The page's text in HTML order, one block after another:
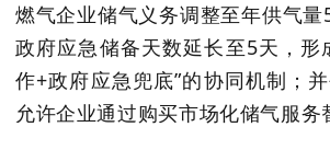
燃气企业储气义务调整至年供气量
政府应急储备天数延长至5天，形
作+政府应急兜底”的协同机制；
允许企业通过购买市场化储气服务